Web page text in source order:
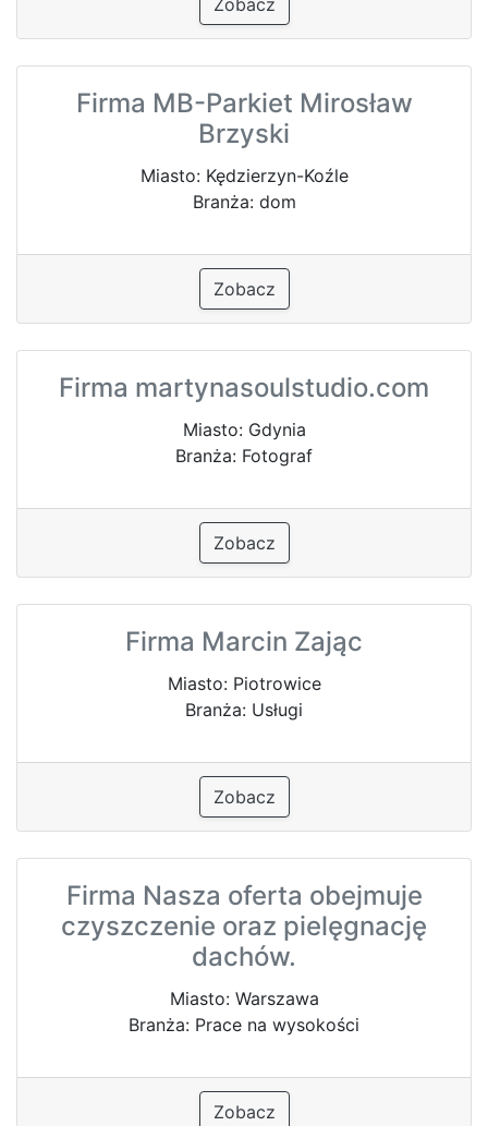
Firma MB-Parkiet Mirosław
Brzyski
Miasto: Kędzierzyn-Koźle
Branża: dom
Zobacz
Firma martynasoulstudio.com
Miasto: Gdynia
Branża: Fotograf
Zobacz
Firma Marcin Zając
Miasto: Piotrowice
Branża: Usługi
Zobacz
Firma Nasza oferta obejmuje
czyszczenie oraz pielęgnację
dachów.
Miasto: Warszawa
Branża: Prace na wysokości
Zobacz